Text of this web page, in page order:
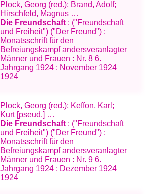
Plock, Georg (red.); Brand, Adolf;
Hirschfeld, Magnus …
Die Freundschaft : ("Freundschaft
und Freiheit") ("Der Freund") :
Monatsschrift für den
Befreiungskampf andersveranlagter
Männer und Frauen : Nr. 8 6.
Jahrgang 1924 : November 1924
1924
Plock, Georg (red.); Keffon, Karl;
Kurt [pseud.] …
Die Freundschaft : ("Freundschaft
und Freiheit") ("Der Freund") :
Monatsschrift für den
Befreiungskampf andersveranlagter
Männer und Frauen : Nr. 9 6.
Jahrgang 1924 : Dezember 1924
1924